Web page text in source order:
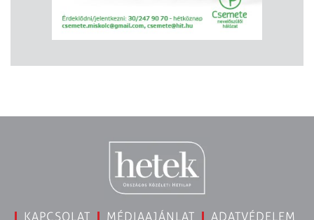
KAPCSOLAT MÉDIAAJÁNLAT
ADATVÉDELEM